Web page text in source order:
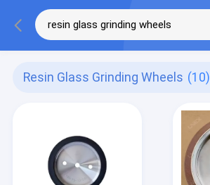
Resin Glass Grinding Wheels (10)